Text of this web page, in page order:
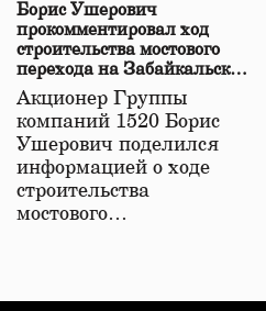
Борис Ушерович
прокомментировал ход
строительства мостового
перехода на Забайкальской
железной дороге
Акционер Группы
компаний 1520 Борис
Ушерович поделился
информацией о ходе
строительства
мостового…